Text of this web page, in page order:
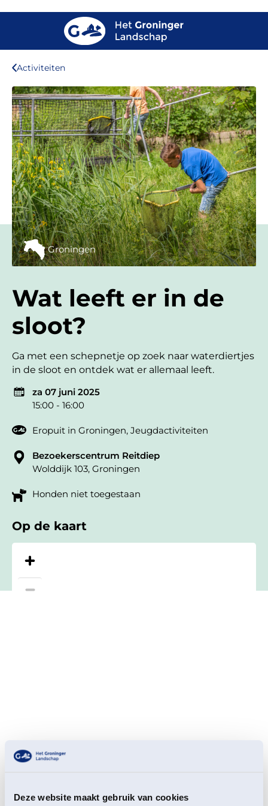
Deze website maakt gebruik van cookies
Activiteiten
Groningen
Wat leeft er in de
sloot?
Ga met een schepnetje op zoek naar waterdiertjes
in de sloot en ontdek wat er allemaal leeft.
za 07 juni 2025
15:00 - 16:00
Eropuit in Groningen, Jeugdactiviteiten
Bezoekerscentrum Reitdiep
Wolddijk 103, Groningen
Honden niet toegestaan
Op de kaart